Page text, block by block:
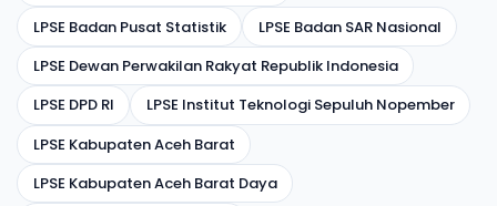
LPSE Badan Pusat Statistik
LPSE Badan SAR Nasional
LPSE Dewan Perwakilan Rakyat Republik Indonesia
LPSE DPD RI
LPSE Institut Teknologi Sepuluh Nopember
LPSE Kabupaten Aceh Barat
LPSE Kabupaten Aceh Barat Daya